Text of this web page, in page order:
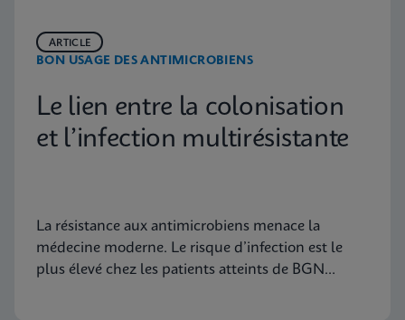
BON USAGE DES ANTIMICROBIENS
ARTICLE
Le lien entre la colonisation
et l’infection multirésistante
La résistance aux antimicrobiens menace la
médecine moderne. Le risque d’infection est le
plus élevé chez les patients atteints de BGN